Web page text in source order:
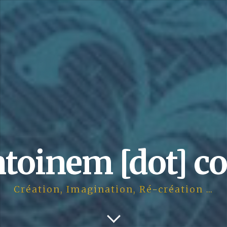
[dot]
Création, Imagination, Ré-création …